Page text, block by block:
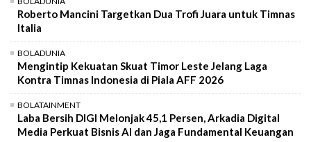
Roberto Mancini Targetkan Dua Trofi Juara untuk Timnas
Italia
BOLADUNIA
Mengintip Kekuatan Skuat Timor Leste Jelang Laga
Kontra Timnas Indonesia di Piala AFF 2026
BOLATAINMENT
Laba Bersih DIGI Melonjak 45,1 Persen, Arkadia Digital
Media Perkuat Bisnis AI dan Jaga Fundamental Keuangan